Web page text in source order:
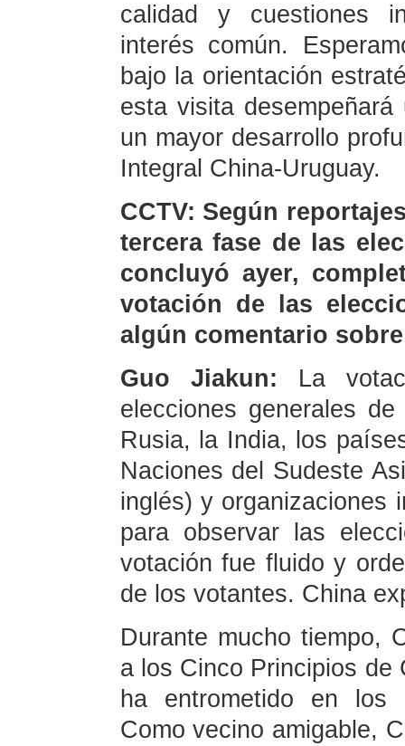
calidad y cuestiones
interés común.
bajo la orientación
esta visita
un mayor desarrollo
Integral China-Uruguay.
CCTV: Según
tercera fase de las
concluyó ayer,
votación de las
algún comentario
Guo Jiakun: La
elecciones generales
Rusia, la India, los
Naciones del Sudeste
inglés) y organizaciones
para observar las
votación fue fluido y
de los votantes. China
Durante mucho tiempo,
a los Cinco Principios
ha entrometido en los
Como vecino amigable,